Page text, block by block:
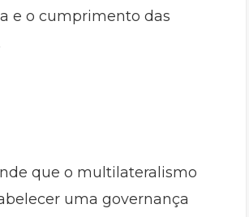
e o cumprimento das
que o multilateralismo
uma governança